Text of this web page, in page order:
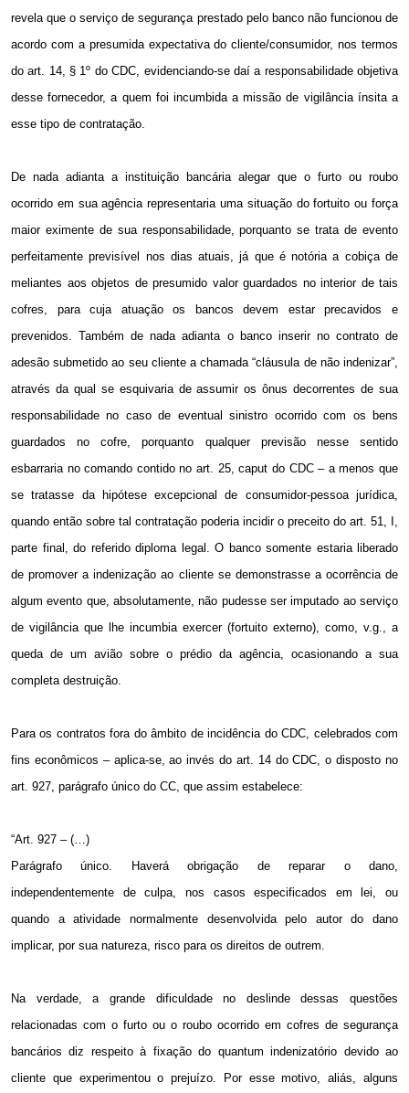
revela que o serviço de segurança prestado pelo banco não funcionou de
acordo com a presumida expectativa do cliente/consumidor, nos termos
do art. 14, § 1º do CDC, evidenciando-se daí a responsabilidade objetiva
desse fornecedor, a quem foi incumbida a missão de vigilância ínsita a
esse tipo de contratação.
De nada adianta a instituição bancária alegar que o furto ou roubo
ocorrido em sua agência representaria uma situação do fortuito ou força
maior eximente de sua responsabilidade, porquanto se trata de evento
perfeitamente previsível nos dias atuais, já que é notória a cobiça de
meliantes aos objetos de presumido valor guardados no interior de tais
cofres, para cuja atuação os bancos devem estar precavidos e
prevenidos. Também de nada adianta o banco inserir no contrato de
adesão submetido ao seu cliente a chamada “cláusula de não indenizar”,
através da qual se esquivaria de assumir os ônus decorrentes de sua
responsabilidade no caso de eventual sinistro ocorrido com os bens
guardados no cofre, porquanto qualquer previsão nesse sentido
esbarraria no comando contido no art. 25, caput do CDC – a menos que
se tratasse da hipótese excepcional de consumidor-pessoa jurídica,
quando então sobre tal contratação poderia incidir o preceito do art. 51, I,
parte final, do referido diploma legal. O banco somente estaria liberado
de promover a indenização ao cliente se demonstrasse a ocorrência de
algum evento que, absolutamente, não pudesse ser imputado ao serviço
de vigilância que lhe incumbia exercer (fortuito externo), como, v.g., a
queda de um avião sobre o prédio da agência, ocasionando a sua
completa destruição.
Para os contratos fora do âmbito de incidência do CDC, celebrados com
fins econômicos – aplica-se, ao invés do art. 14 do CDC, o disposto no
art. 927, parágrafo único do CC, que assim estabelece:
“Art. 927 – (…)
Parágrafo único. Haverá obrigação de reparar o dano,
independentemente de culpa, nos casos especificados em lei, ou
quando a atividade normalmente desenvolvida pelo autor do dano
implicar, por sua natureza, risco para os direitos de outrem.
Na verdade, a grande dificuldade no deslinde dessas questões
relacionadas com o furto ou o roubo ocorrido em cofres de segurança
bancários diz respeito à fixação do quantum indenizatório devido ao
cliente que experimentou o prejuízo. Por esse motivo, aliás, alguns